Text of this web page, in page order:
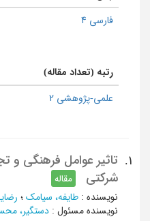
فارسی 4
رتبه (تعداد مقاله)
علمی-پژوهشی 2
1.
تاثیر عوامل فرهنگی و
شرکتی
مقاله
نویسنده : طایفه، سیامک ؛
نویسنده مسئول : دستگیر،